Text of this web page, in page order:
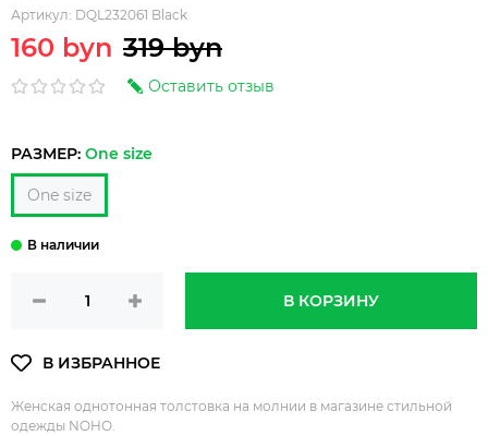
Артикул: DQL232061 Black
160 byn 319 byn
Оставить отзыв
РАЗМЕР: One size
One size
В КОРЗИНУ
Женская однотонная толстовка на молнии в магазине стильной
одежды NOHO.